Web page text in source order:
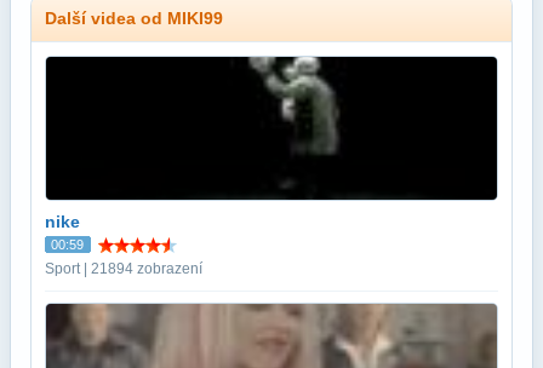
Další videa od MIKI99
nike
00:59
Sport | 21894 zobrazení